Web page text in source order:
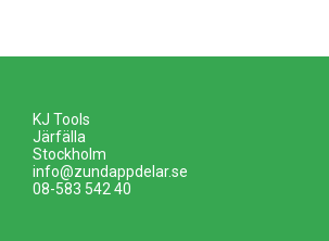
KJ Tools
Järfälla
Stockholm
info@zundappdelar.se
08-583 542 40